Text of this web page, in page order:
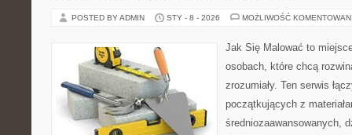
POSTED BY ADMIN STY - 8 - 2026 MOŻLIWOŚĆ
Jak Się Malować to
osobach, które chcą
zrozumiały. Ten serwis
początkujących z
średniozaawansowanych,